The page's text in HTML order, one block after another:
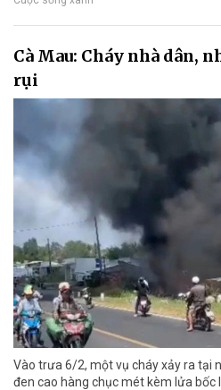
Cà Mau: Cháy nhà dân,
rụi
Vào trưa 6/2, một vụ cháy xảy ra tại
đen cao hàng chục mét kèm lửa bốc